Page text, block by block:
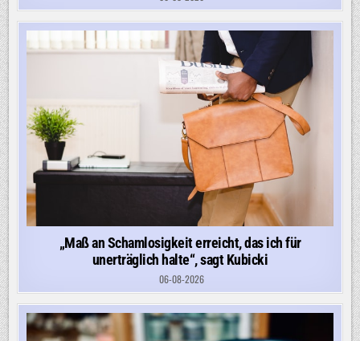
„Maß an Schamlosigkeit erreicht, das ich für
unerträglich halte“, sagt Kubicki
06-08-2026